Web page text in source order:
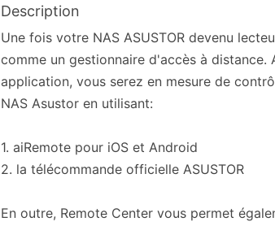
Description
Une fois votre NAS ASUSTOR devenu
comme un gestionnaire d'accès à distance.
application, vous serez en mesure de
NAS Asustor en utilisant:
1. aiRemote pour iOS et Android
2. la télécommande officielle ASUSTOR
En outre, Remote Center vous permet